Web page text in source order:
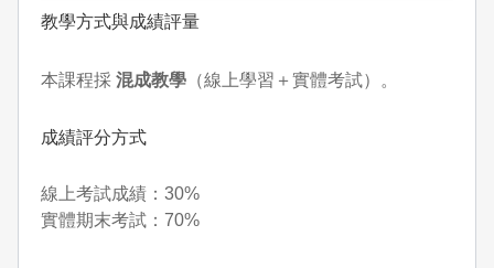
教學方式與成績評量
本課程採 混成教學 （線上學習＋實體考試）。
成績評分方式
線上考試成績：30%
實體期末考試：70%